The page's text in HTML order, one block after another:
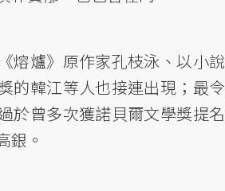
熔爐》原作家孔枝泳、以小說
的韓江等人也接連出現；最令
於曾多次獲諾貝爾文學獎提名
銀。